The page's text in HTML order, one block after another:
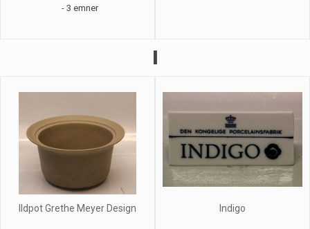
- 3 emner
I
Ildpot Grethe Meyer Design Indigo